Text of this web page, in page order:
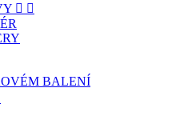
 
BALENÍ